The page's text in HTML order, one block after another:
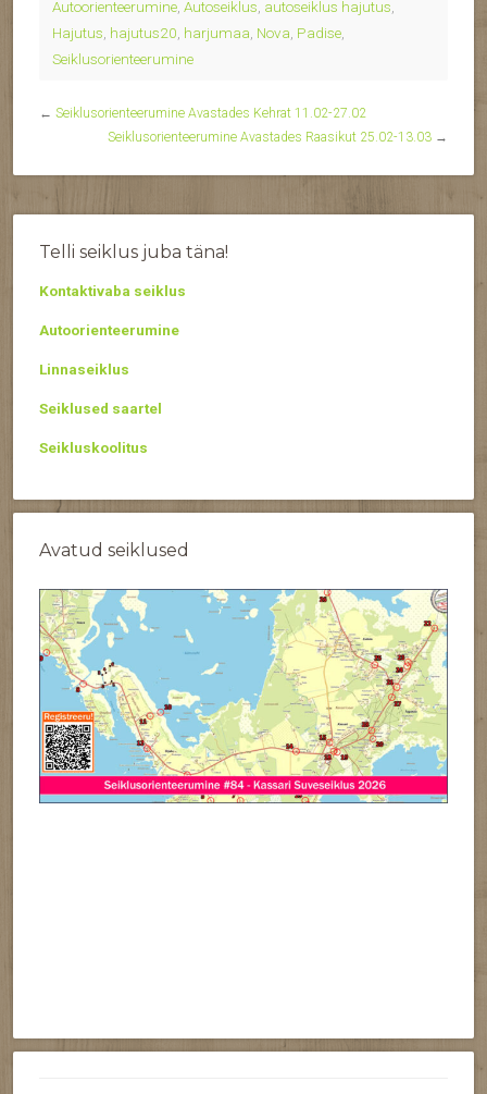
Autoorienteerumine Autoseiklus autoseiklus hajutus
Hajutus hajutus20 harjumaa Nova Padise
Seiklusorienteerumine
← Seiklusorienteerumine Avastades Kehrat 11.02-27.02
Seiklusorienteerumine Avastades Raasikut 25.02-13.03 →
Telli seiklus juba täna!
Kontaktivaba seiklus
Autoorienteerumine
Linnaseiklus
Seiklused saartel
Seikluskoolitus
Avatud seiklused